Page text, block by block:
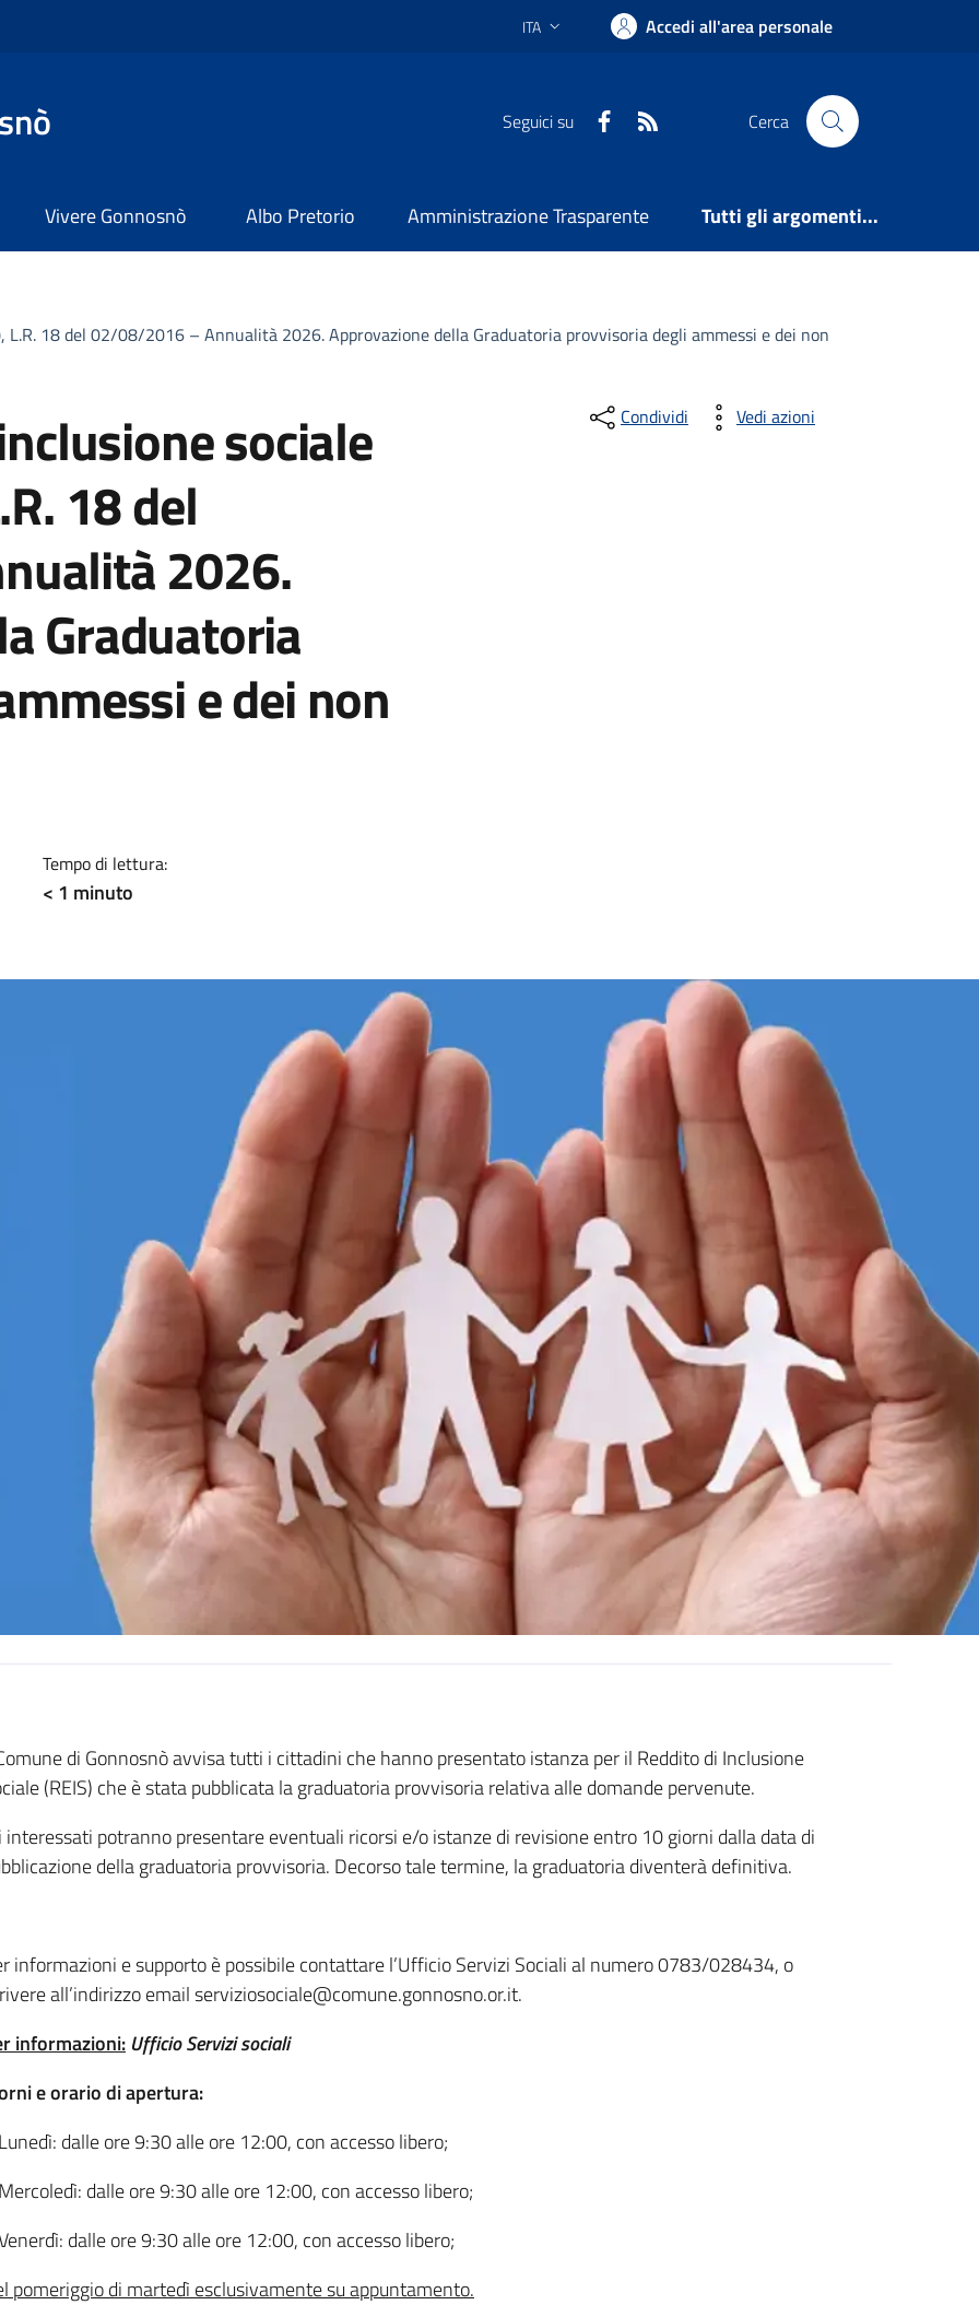
Lingua attiva:
ITA Accedi all'area personale
Seguici su Facebook Cerca
Vivere Gonnosnò Albo Pretorio Amministrazione Trasparente Tutti gli argomenti...
18 del 02/08/2016 – Annualità 2026. Approvazione della Graduatoria provvisoria degli ammessi e dei non
sociale
18 del
2026.
Graduatoria
e dei non
Tempo di lettura:
< 1 minuto
Condividi Vedi azioni
di Gonnosnò avvisa tutti i cittadini che hanno presentato istanza per il Reddito di Inclusione
(REIS) che è stata pubblicata la graduatoria provvisoria relativa alle domande pervenute.
interessati potranno presentare eventuali ricorsi e/o istanze di revisione entro 10 giorni dalla data di
della graduatoria provvisoria. Decorso tale termine, la graduatoria diventerà definitiva.
informazioni e supporto è possibile contattare l’Ufficio Servizi Sociali al numero 0783/028434, o
all’indirizzo email serviziosociale@comune.gonnosno.or.it.
informazioni: Ufficio Servizi sociali
e orario di apertura:
dalle ore 9:30 alle ore 12:00, con accesso libero;
dalle ore 9:30 alle ore 12:00, con accesso libero;
dalle ore 9:30 alle ore 12:00, con accesso libero;
pomeriggio di martedì esclusivamente su appuntamento.